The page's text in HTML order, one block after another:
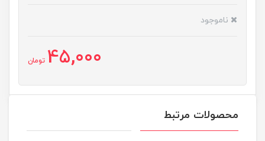
ناموجود
45,000 تومان
محصولات مرتبط